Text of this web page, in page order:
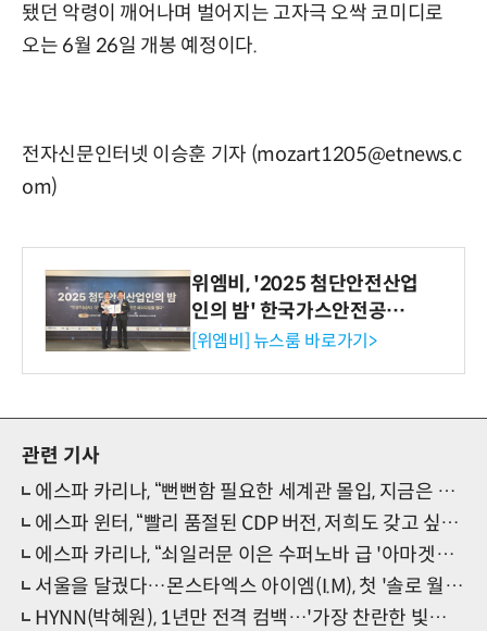
됐던 악령이 깨어나며 벌어지는 고자극 오싹 코미디로
오는 6월 26일 개봉 예정이다.
전자신문인터넷 이승훈 기자 (mozart1205@etnews.c
om)
위엠비, '2025 첨단안전산업
인의 밤' 한국가스안전공사
사장상 수상
[위엠비] 뉴스룸 바로가기>
관련 기사
에스파 카리나, “뻔뻔함 필요한 세계관 몰입, 지금은 당당 ”(쇼케이스)
에스파 윈터, “빨리 품절된 CDP 버전, 저희도 갖고 싶다”(쇼케이스)
에스파 카리나, “쇠일러문 이은 수퍼노바 급 '아마겟돈' 밈 기대”(쇼케이스)
서울을 달궜다…몬스타엑스 아이엠(I.M), 첫 '솔로 월드투어' 포문
HYNN(박혜원), 1년만 전격 컴백…'가장 찬란한 빛으로 쏟아지는'